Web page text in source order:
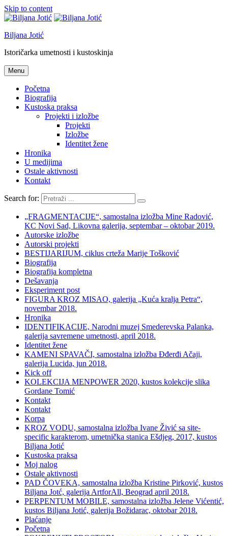
Skip to content
Biljana Jotić
Istoričarka umetnosti i kustoskinja
Menu
Početna
Biografija
Kustoska praksa
Projekti i izložbe
Projekti
Izložbe
Identitet žene
Hronika
U medijima
Ostale aktivnosti
Kontakt
Search for:
„FRAGMENTACIJE“, samostalna izložba Mine Radović,
KC Novi Sad, Likovna galerija, septembar – oktobar 2019.
Autorske izložbe
Autorski projekti
BESTIJARIJUM, ciklus crteža Marije Tošković
Biografija
Biografija kompletna
Dešavanja
Eksperiment post
FIGURA KROZ MISAO, galerija „Kuća kralja Petra“,
novembar 2018.
Hronika
IDENTIFIKACIJE, Narodni muzej Smederevska Palanka,
galerija savremene umetnosti, april 2018.
Identitet žene
KAMENI SPAVAČI, samostalna izložba Đđerđi Ačaji,
galerija Lucida, jun 2018.
Kick off
KOLEKCIJA MENPOWER 2020, kustos kolekcije slika
Gordane Tomić
Kontakt
Kontakt
Korpa
KROZ VODU, samostalna izložba Ivane Živić sa site-
specific karakterom, umetnička stanica Ešdjeg, 2017, kustos
Biljana Jotić
Kustoska praksa
Moj nalog
Ostale aktivnosti
PAD ČOVEKA, samostalna izložba Kristine Pirković, kustos
Biljana Jotć, galerija ArtforAll, Beograd april 2018.
PERPENTUM MOBILE, samostalna izložba Jelene Vićentić,
kustos Biljana Jotić, galerija Božidarac, oktobar 2018.
Plaćanje
Početna